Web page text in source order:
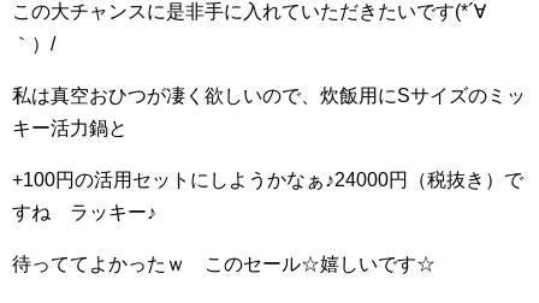
この大チャンスに是非手に入れていただきたいです(*´∀
｀）/
私は真空おひつが凄く欲しいので、炊飯用にSサイズのミッ
キー活力鍋と
+100円の活用セットにしようかなぁ♪24000円（税抜き）で
すね ラッキー♪
待っててよかったｗ このセール☆嬉しいです☆